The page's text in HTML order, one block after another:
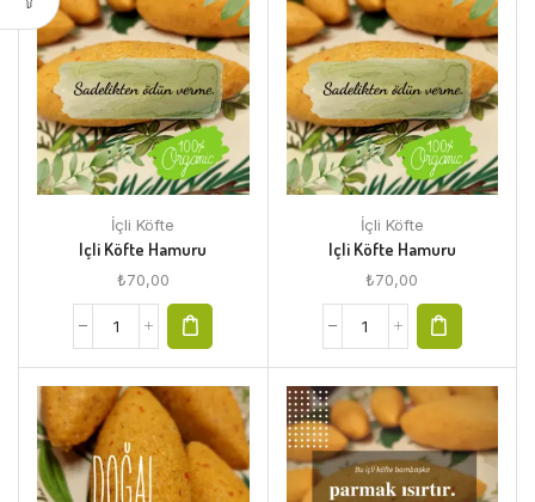
İçli Köfte
Içli Köfte Hamuru
₺70,00
İçli Köfte
Içli Köfte Hamuru
₺70,00